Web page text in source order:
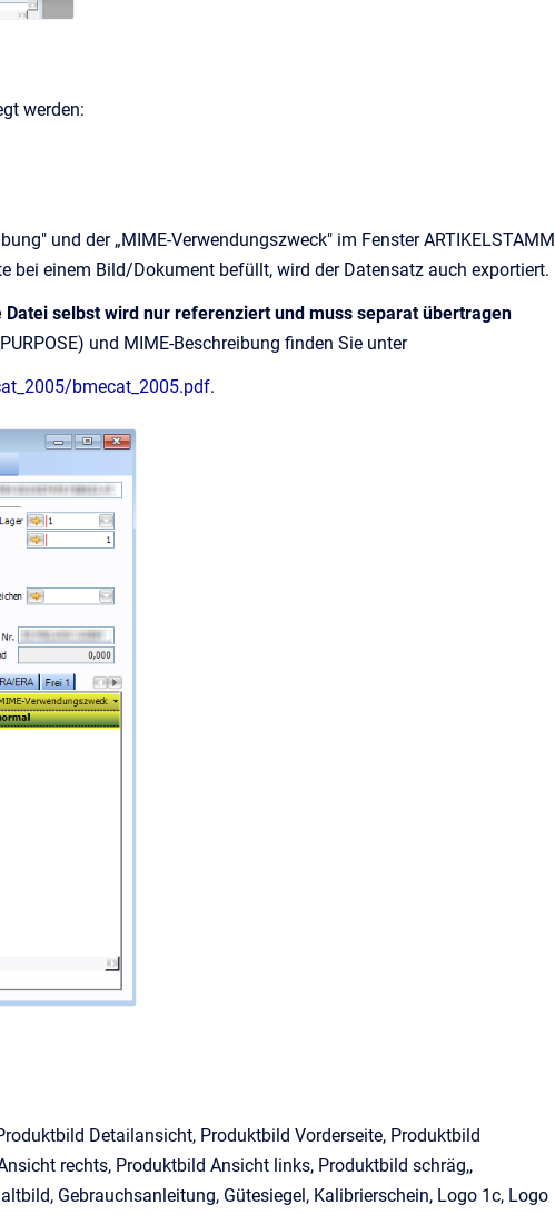
werden:
und der „MIME-Verwendungszweck" im Fenster ARTIKELSTAMM
bei einem Bild/Dokument befüllt, wird der Datensatz auch exportiert.
selbst wird nur referenziert und muss separat übertragen
und MIME-Beschreibung finden Sie unter
bmecat_2005.pdf.
Detailansicht, Produktbild Vorderseite, Produktbild
rechts, Produktbild Ansicht links, Produktbild schräg,,
Gebrauchsanleitung, Gütesiegel, Kalibrierschein, Logo 1c, Logo